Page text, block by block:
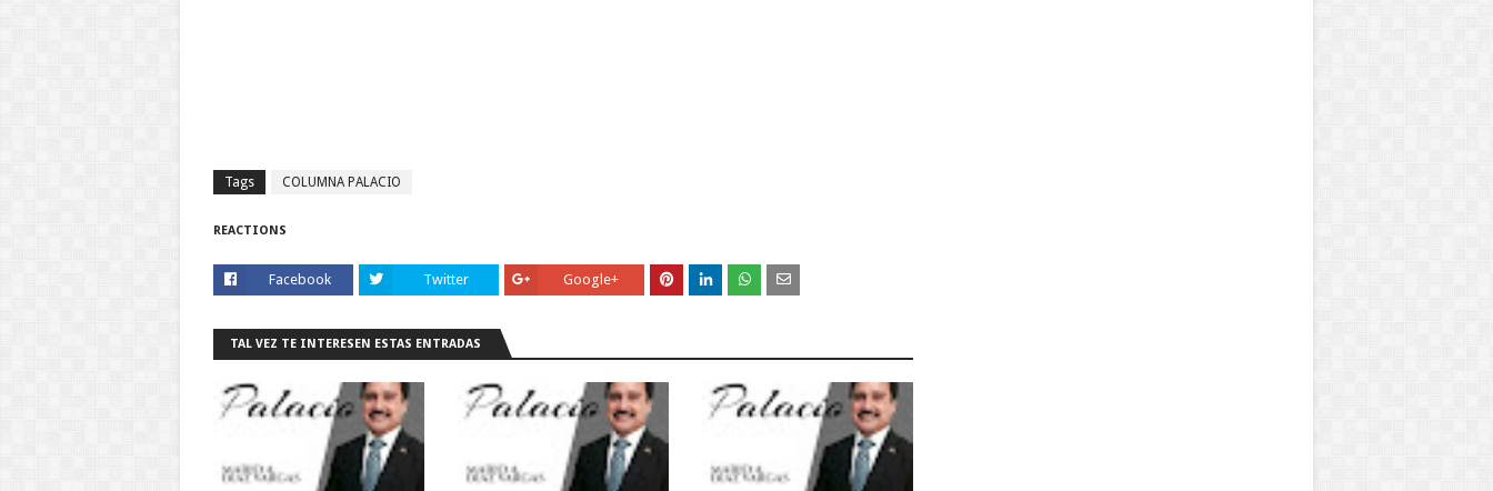
Tags COLUMNA PALACIO
REACTIONS
Facebook Twitter Google+
TAL VEZ TE INTERESEN ESTAS ENTRADAS